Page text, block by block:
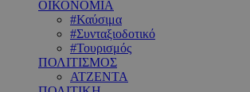
ΟΙΚΟΝΟΜΙΑ
#Καύσιμα
#Συνταξιοδοτικό
#Τουρισμός
ΠΟΛΙΤΙΣΜΟΣ
ΑΤΖΕΝΤΑ